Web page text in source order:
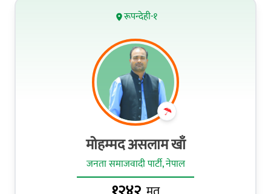
रूपन्देही-१
मोहम्मद असलाम खाँ
जनता समाजवादी पार्टी, नेपाल